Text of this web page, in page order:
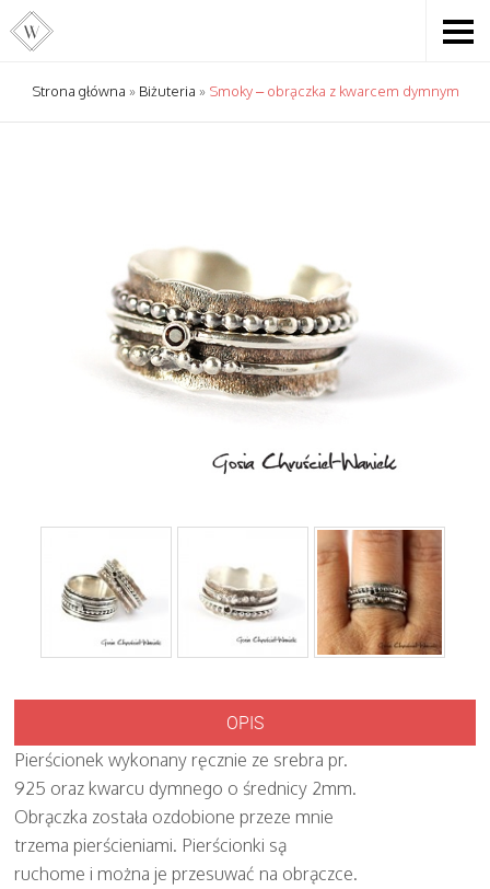
Strona główna » Biżuteria » Smoky – obrączka z kwarcem dymnym
OPIS
Pierścionek wykonany ręcznie ze srebra pr.
925 oraz kwarcu dymnego o średnicy 2mm.
Obrączka została ozdobione przeze mnie
trzema pierścieniami. Pierścionki są
ruchome i można je przesuwać na obrączce.